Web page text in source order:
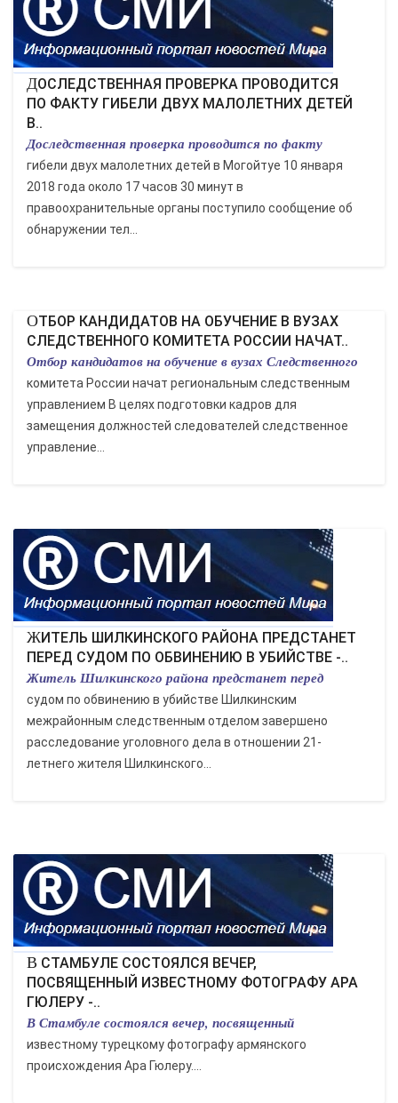
ДОСЛЕДСТВЕННАЯ ПРОВЕРКА ПРОВОДИТСЯ
ПО ФАКТУ ГИБЕЛИ ДВУХ МАЛОЛЕТНИХ ДЕТЕЙ
В..
Доследственная проверка проводится по факту
гибели двух малолетних детей в Могойтуе 10 января
2018 года около 17 часов 30 минут в
правоохранительные органы поступило сообщение об
обнаружении тел...
ОТБОР КАНДИДАТОВ НА ОБУЧЕНИЕ В ВУЗАХ
СЛЕДСТВЕННОГО КОМИТЕТА РОССИИ НАЧАТ..
Отбор кандидатов на обучение в вузах Следственного
комитета России начат региональным следственным
управлением В целях подготовки кадров для
замещения должностей следователей следственное
управление...
ЖИТЕЛЬ ШИЛКИНСКОГО РАЙОНА ПРЕДСТАНЕТ
ПЕРЕД СУДОМ ПО ОБВИНЕНИЮ В УБИЙСТВЕ -..
Житель Шилкинского района предстанет перед
судом по обвинению в убийстве Шилкинским
межрайонным следственным отделом завершено
расследование уголовного дела в отношении 21-
летнего жителя Шилкинского...
В СТАМБУЛЕ СОСТОЯЛСЯ ВЕЧЕР,
ПОСВЯЩЕННЫЙ ИЗВЕСТНОМУ ФОТОГРАФУ АРА
ГЮЛЕРУ -..
В Стамбуле состоялся вечер, посвященный
известному турецкому фотографу армянского
происхождения Ара Гюлеру....